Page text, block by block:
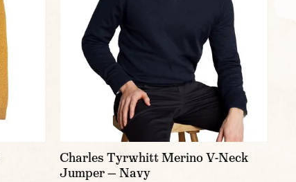
Charles Tyrwhitt Merino V-Neck
Jumper — Navy